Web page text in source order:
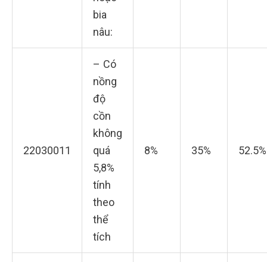
bia
nâu:
22030011
– Có
nồng
độ
cồn
không
quá
5,8%
tính
theo
thể
tích
8% 35% 52.5%